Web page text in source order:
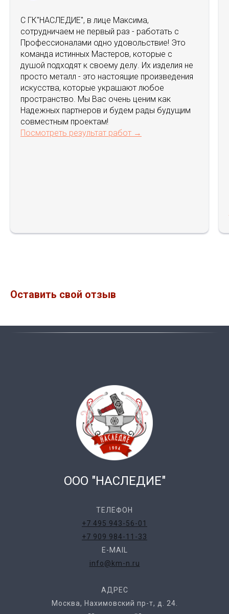
С ГК"НАСЛЕДИЕ", в лице Максима,
сотрудничаем не первый раз - работать с
Профессионалами одно удовольствие! Это
команда истинных Мастеров, которые с
душой подходят к своему делу. Их изделия не
просто металл - это настоящие произведения
искусства, которые украшают любое
пространство. Мы Вас очень ценим как
Надежных партнеров и будем рады будущим
совместным проектам!
Посмотреть результат работ →
Оставить свой отзыв
ООО "НАСЛЕДИЕ"
ТЕЛЕФОН
+7 495 943-56-01
+7 909 984-11-33
E-MAIL
info@km-n.ru
АДРЕС
Москва, Нахимовский пр-т, д. 24.